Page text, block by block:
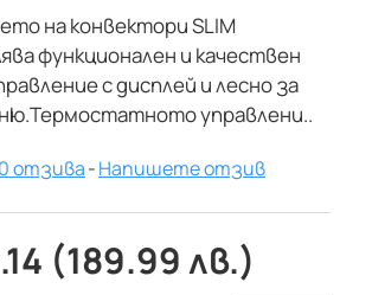
ЦЕНА
на конвектори SLIM
функционален и качествен
с дисплей и лесно за
управлени..
0 отзива-Напишете отзив
(189.99 лв.)